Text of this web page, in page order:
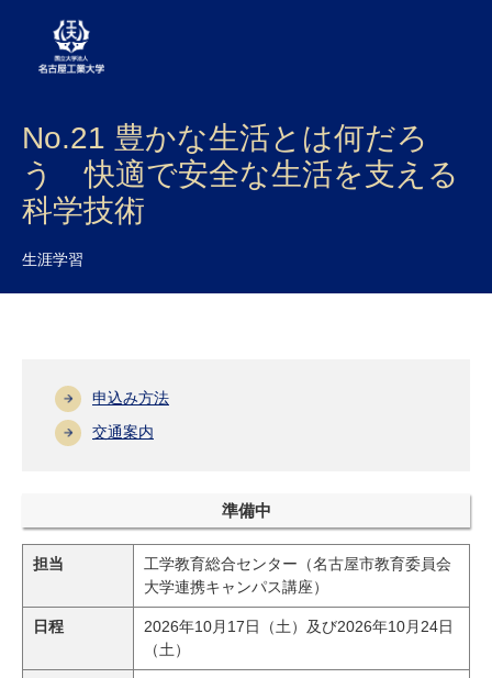
大学案内
学部・大学院・センター
入試
国際交流
在学生
企業・研究者
地域・一般
寄附のお願い
アクセス
キャンパスマップ お問い合わせ English 資料請求
No.21 豊かな生活とは何だろ
う 快適で安全な生活を支える
科学技術
生涯学習
申込み方法
交通案内
準備中
担当
工学教育総合センター（名古屋市教育委員会
大学連携キャンパス講座）
日程
2026年10月17日（土）及び2026年10月24日
（土）